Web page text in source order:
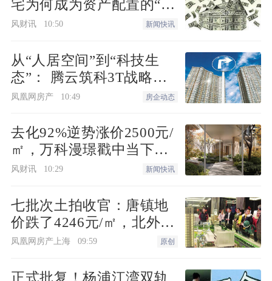
宅为何成为资产配置的“必
选项”？
风财讯 10:50 新闻快讯
从“人居空间”到“科技生
态”： 腾云筑科3T战略无
锡首发，生态圈协同重构
凤凰网房产 10:49 房企动态
去化92%逆势涨价2500元/
㎡，万科漫璟戳中当下最
缺的松弛生活
风财讯 10:29 新闻快讯
七批次土拍收官：唐镇地
价跌了4246元/㎡，北外滩
来了两位温州首富
凤凰网房产上海 09:59 原创
正式批复！杨浦江湾双轨